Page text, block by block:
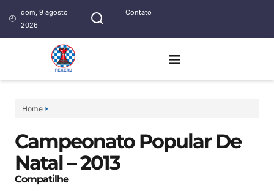
dom, 9 agosto
2026
Contato
Home
Campeonato Popular De
Natal – 2013
Compatilhe